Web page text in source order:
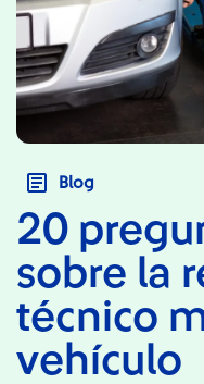
Blog
20
sobre la
técnico
vehículo